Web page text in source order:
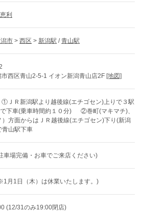
利
市 > 西区 > 新潟駅 / 青山駅
西区青山2-5-1 イオン新潟青山店2F [地図]
①ＪＲ新潟駅より越後線(エチゴセン)上りで３駅
下車(乗車時間約１０分) 　 ②巻町(マキマチ)、
）方面からはＪＲ越後線(エチゴセン)下り(新潟
青山駅下車
車場完備・お車でご来店ください)
月1日（木）は休業いたします。)
(12/31のみ19:00閉店)